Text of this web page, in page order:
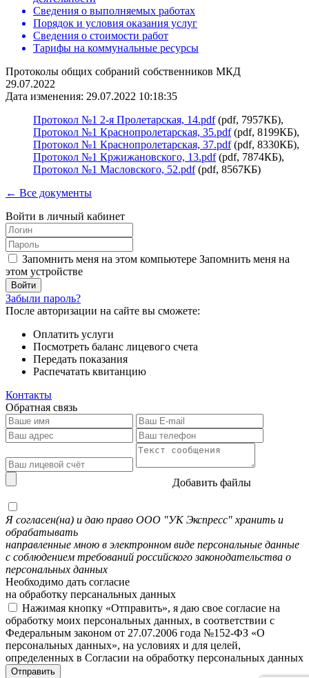
Сведения о выполняемых работах
Порядок и условия оказания услуг
Сведения о стоимости работ
Тарифы на коммунальные ресурсы
Протоколы общих собраний собственников МКД
29.07.2022
Дата изменения: 29.07.2022 10:18:35
Протокол №1 2-я Пролетарская, 14.pdf(pdf, 7957КБ),
Протокол №1 Краснопролетарская, 35.pdf(pdf, 8199КБ),
Протокол №1 Краснопролетарская, 37.pdf(pdf, 8330КБ),
Протокол №1 Кржижановского, 13.pdf(pdf, 7874КБ),
Протокол №1 Масловского, 52.pdf(pdf, 8567КБ)
← Все документы
Войти в личный кабинет
Запомнить меня на этом компьютере Запомнить меня на
этом устройстве
Забыли пароль?
После авторизации на сайте вы сможете:
Оплатить услуги
Посмотреть баланс лицевого счета
Передать показания
Распечатать квитанцию
Контакты
Обратная связь
Добавить файлы
Я согласен(на) и даю право ООО "УК Экспресс" хранить и
обрабатывать
направленные мною в электронном виде персональные данные
с соблюдением требований российского законодательства о
персональных данных
Необходимо дать согласие
на обработку персанальных данных
Нажимая кнопку «Отправить», я даю свое согласие на
обработку моих персональных данных, в соответствии с
Федеральным законом от 27.07.2006 года №152-ФЗ «О
персональных данных», на условиях и для целей,
определенных в Согласии на обработку персональных данных
Отправить